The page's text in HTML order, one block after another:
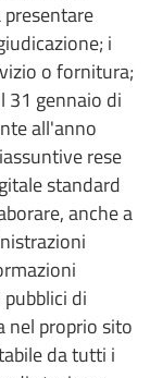
i
o fornitura;
31 gennaio di
all'anno
rese
standard
anche a
di
nel proprio sito
da tutti i